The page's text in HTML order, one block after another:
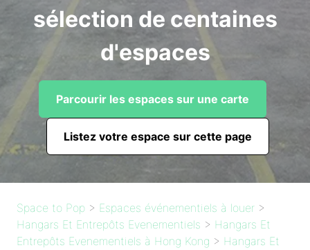
sélection de centaines
d'espaces
Parcourir les espaces sur une carte
Listez votre espace sur cette page
Space to Pop > Espaces événementiels à louer >
Hangars Et Entrepôts Evenementiels > Hangars Et
Entrepôts Evenementiels à Hong Kong > Hangars Et